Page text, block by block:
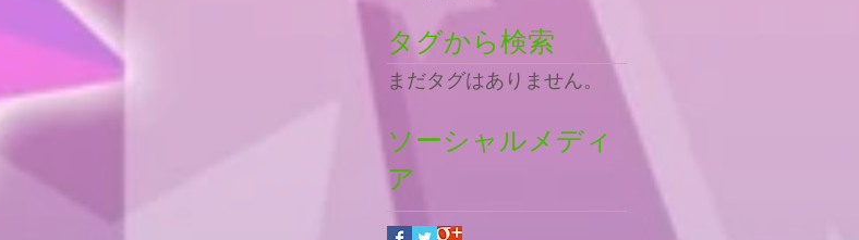
タグから検索
まだタグはありません。
ソーシャルメディ
ア